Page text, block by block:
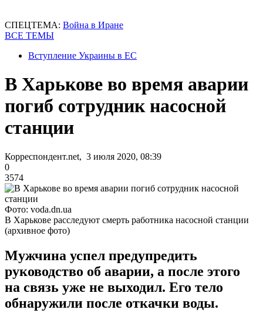
СПЕЦТЕМА: Война в Иране
ВСЕ ТЕМЫ
Вступление Украины в ЕС
В Харькове во время аварии
погиб сотрудник насосной
станции
Корреспондент.net, 3 июля 2020, 08:39
0
3574
Фото: voda.dn.ua
В Харькове расследуют смерть работника насосной станции
(архивное фото)
Мужчина успел предупредить
руководство об аварии, а после этого
на связь уже не выходил. Его тело
обнаружили после откачки воды.